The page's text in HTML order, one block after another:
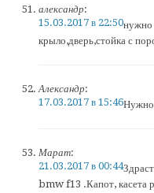
александр:
15.03.2017 в 22:50нужно
крыло,дверь,стойка с
Александр:
17.03.2017 в 15:46Нужно
Марат:
21.03.2017 в 00:44
bmw f13 .Капот, касета